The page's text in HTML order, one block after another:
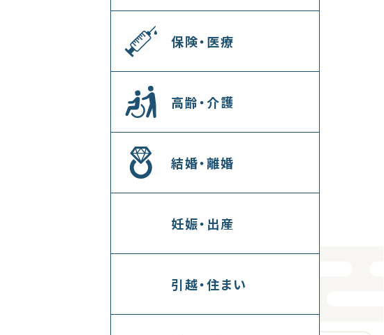
保険・医療
高齢・介護
結婚・離婚
妊娠・出産
引越・住まい